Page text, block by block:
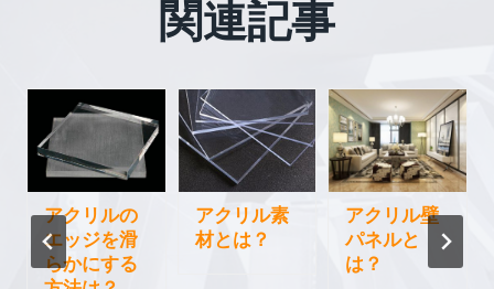
関連記事
アクリルの
エッジを滑
らかにする
アクリル素
材とは？
アクリル壁
パネルと
は？